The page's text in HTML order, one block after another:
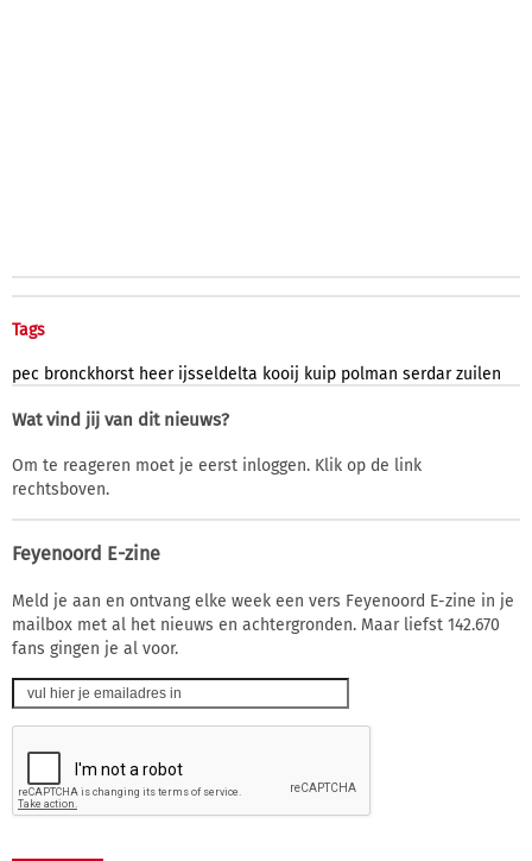
Tags
pec bronckhorst heer ijsseldelta kooij kuip polman serdar zuilen
Wat vind jij van dit nieuws?
Om te reageren moet je eerst inloggen. Klik op de link
rechtsboven.
Feyenoord E-zine
Meld je aan en ontvang elke week een vers Feyenoord E-zine in je
mailbox met al het nieuws en achtergronden. Maar liefst 142.670
fans gingen je al voor.